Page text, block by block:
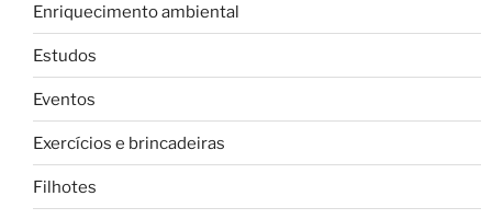
Enriquecimento ambiental
Estudos
Eventos
Exercícios e brincadeiras
Filhotes